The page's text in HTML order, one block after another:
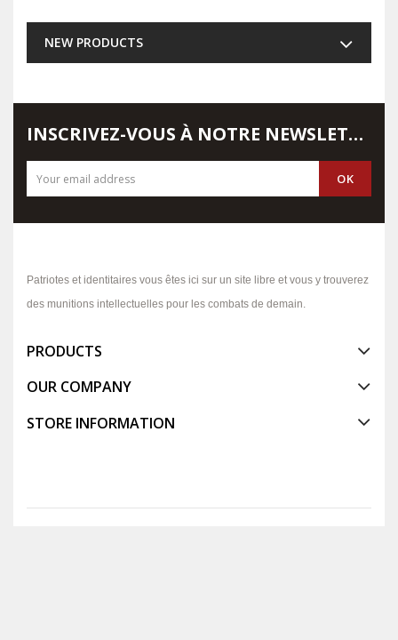
NEW PRODUCTS
INSCRIVEZ-VOUS À NOTRE NEWSLETTER
Patriotes et identitaires vous êtes ici sur un site libre et vous y trouverez
des munitions intellectuelles pour les combats de demain.
PRODUCTS
OUR COMPANY
STORE INFORMATION